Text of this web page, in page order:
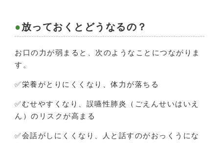
放っておくとどうなるの？
お口の力が弱まると、次のようなことにつながりま
す。
✅栄養がとりにくくなり、体力が落ちる
✅むせやすくなり、誤嚥性肺炎（ごえんせいはいえ
ん）のリスクが高まる
✅会話がしにくくなり、人と話すのがおっくうにな